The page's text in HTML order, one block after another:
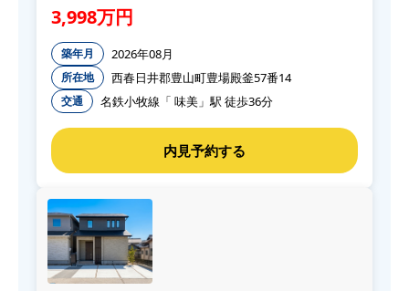
3,998万円
築年月 2026年08月
所在地 西春日井郡豊山町豊場殿釜57番14
交通 名鉄小牧線「 味美」駅 徒歩36分